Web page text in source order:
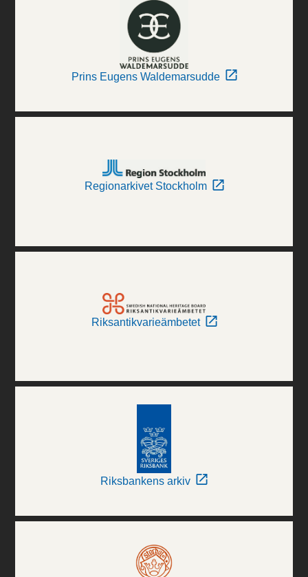
Prins Eugens Waldemarsudde
Regionarkivet Stockholm
Riksantikvarieämbetet
Riksbankens arkiv